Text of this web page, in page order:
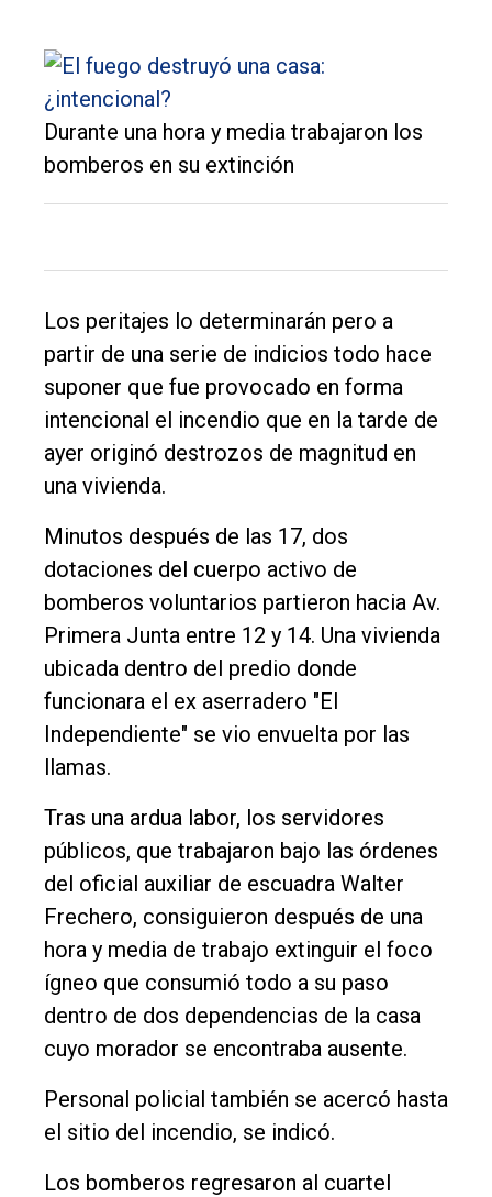
El
Inicio
Tendencia
General
Cultura
Entrevistas
Rural
Deportes
Fúnebres
Edición
Nosotros
Contacto
Durante una hora y media trabajaron los
bomberos en su extinción
Los peritajes lo determinarán pero a
partir de una serie de indicios todo hace
suponer que fue provocado en forma
intencional el incendio que en la tarde de
ayer originó destrozos de magnitud en
una vivienda.
Minutos después de las 17, dos
dotaciones del cuerpo activo de
bomberos voluntarios partieron hacia Av.
Primera Junta entre 12 y 14. Una vivienda
ubicada dentro del predio donde
funcionara el ex aserradero "El
Independiente" se vio envuelta por las
llamas.
Tras una ardua labor, los servidores
públicos, que trabajaron bajo las órdenes
del oficial auxiliar de escuadra Walter
Frechero, consiguieron después de una
hora y media de trabajo extinguir el foco
ígneo que consumió todo a su paso
dentro de dos dependencias de la casa
cuyo morador se encontraba ausente.
Personal policial también se acercó hasta
el sitio del incendio, se indicó.
Los bomberos regresaron al cuartel